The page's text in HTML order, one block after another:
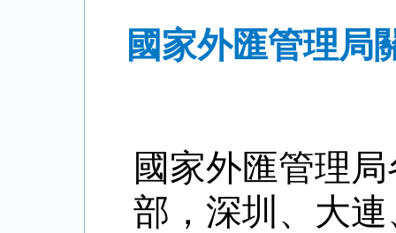
國家外匯管理局
國家外匯管理
部，深圳、大